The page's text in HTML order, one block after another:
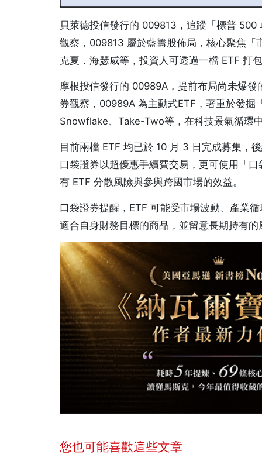
貝萊德投信發行的 009813，追蹤「標普
觀察，009813 屬於藍籌股佈局，核心聚焦「
克夏．海瑟威等，投資人可透過一檔 ETF 打
摩根投信發行的 00989A，提前布局尚未爆
券觀察，00989A 為主動式ETF，著重於發
Snowflake、Take-Two等，在科技景氣循環
目前兩檔 ETF 均已於 10 月 3 日完成募集，
口袋證券以超優惠手續費交易，更可使用「
有 ETF 分散風險與參與跨國市場的效益。
口袋證券提醒，ETF 可能受市場波動、產業
適合自身財務目標的商品，並留意長期持有